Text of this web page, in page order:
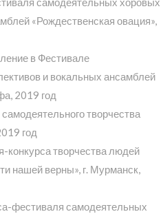
«Рождественская овация»,
в Фестивале
и вокальных ансамблей
2019 год
творчества
год
конкурса творчества людей
нашей верны», г. Мурманск,
фестиваля самодеятельных